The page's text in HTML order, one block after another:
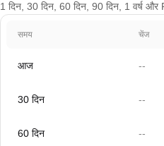
1 दिन, 30 दिन, 60 दिन, 90 दिन, 1 वर्ष
समय चेंज
आज --
30 दिन --
60 दिन --